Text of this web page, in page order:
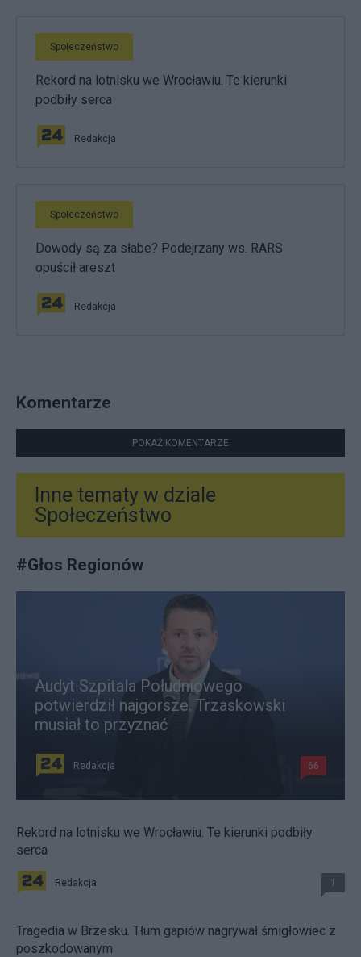
Społeczeństwo
Rekord na lotnisku we Wrocławiu. Te kierunki
podbiły serca
Redakcja
Społeczeństwo
Dowody są za słabe? Podejrzany ws. RARS
opuścił areszt
Redakcja
Komentarze
POKAŻ KOMENTARZE
Inne tematy w dziale
Społeczeństwo
#Głos Regionów
Audyt Szpitala Południowego
potwierdził najgorsze. Trzaskowski
musiał to przyznać
Redakcja 66
Rekord na lotnisku we Wrocławiu. Te kierunki podbiły
serca
Redakcja 1
Tragedia w Brzesku. Tłum gapiów nagrywał śmigłowiec z
poszkodowanym